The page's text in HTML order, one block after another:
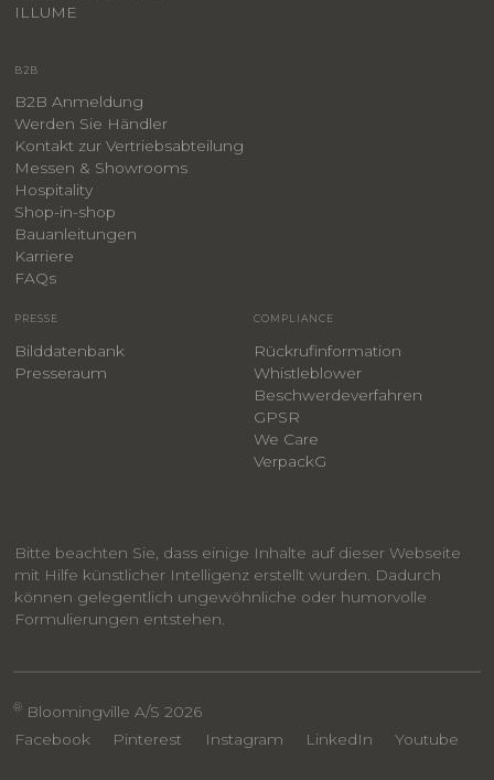
ILLUME
B2B
B2B Anmeldung
Werden Sie Händler
Kontakt zur Vertriebsabteilung
Messen & Showrooms
Hospitality
Shop-in-shop
Bauanleitungen
​Karriere
FAQs
PRESSE
Bilddatenbank
Presseraum
COMPLIANCE
Rückrufinformation
Whistleblower
​Beschwerdeverfahren
GPSR
We Care
VerpackG
Bitte beachten Sie, dass einige Inhalte auf dieser Webseite
mit Hilfe künstlicher Intelligenz erstellt wurden. Dadurch
können gelegentlich ungewöhnliche oder humorvolle
Formulierungen entstehen.
® Bloomingville A/S 2026
Facebook
Pinterest Instagram LinkedIn Youtube